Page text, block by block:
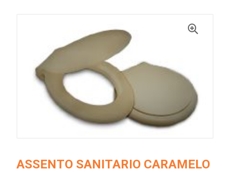
ASSENTO SANITARIO CARAMELO